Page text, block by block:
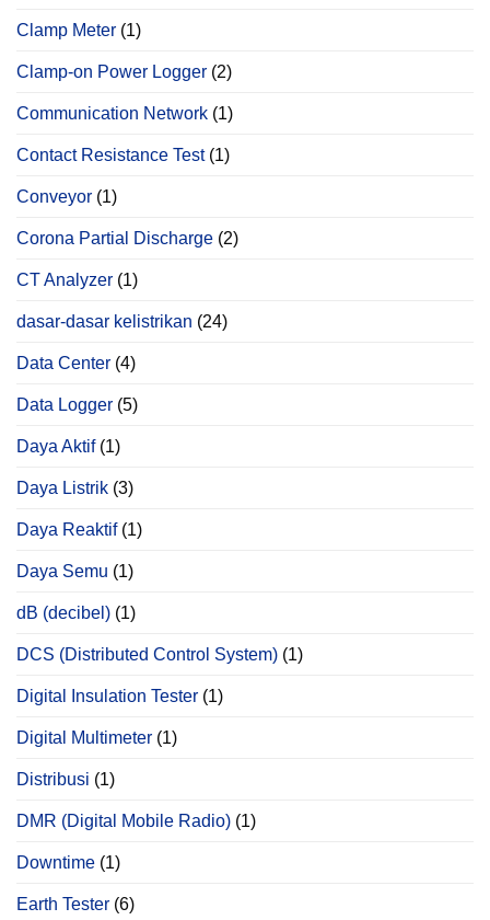
Clamp Meter (1)
Clamp-on Power Logger (2)
Communication Network (1)
Contact Resistance Test(1)
Conveyor (1)
Corona Partial Discharge (2)
CT Analyzer (1)
dasar-dasar kelistrikan (24)
Data Center (4)
Data Logger (5)
Daya Aktif(1)
Daya Listrik (3)
Daya Reaktif(1)
Daya Semu (1)
dB (decibel) (1)
DCS (Distributed Control System) (1)
Digital Insulation Tester (1)
Digital Multimeter (1)
Distribusi (1)
DMR (Digital Mobile Radio) (1)
Downtime (1)
Earth Tester (6)